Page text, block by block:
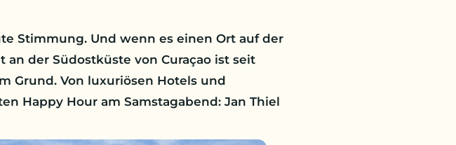
Stimmung. Und wenn es einen Ort auf der
an der Südostküste von Curaçao ist seit
Grund. Von luxuriösen Hotels und
Happy Hour am Samstagabend: Jan Thiel